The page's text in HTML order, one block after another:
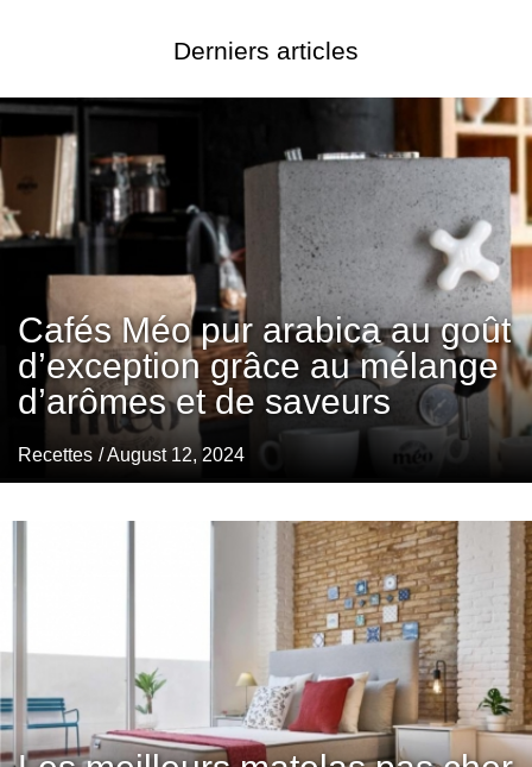
Derniers articles
Cafés Méo pur arabica au goût
d’exception grâce au mélange
d’arômes et de saveurs
Recettes / August 12, 2024